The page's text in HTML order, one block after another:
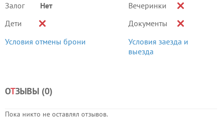
Залог
Нет
Дети
Условия отмены брони
Вечеринки
Документы
Условия заезда и
выезда
ОТЗЫВЫ (0)
Пока никто не оставлял отзывов.